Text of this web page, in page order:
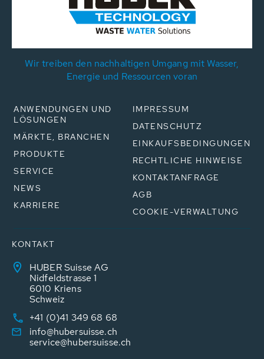
Wir treiben den nachhaltigen Umgang mit Wasser,
Energie und Ressourcen voran
ANWENDUNGEN UND
LÖSUNGEN
MÄRKTE, BRANCHEN
PRODUKTE
SERVICE
NEWS
KARRIERE
IMPRESSUM
DATENSCHUTZ
EINKAUFSBEDINGUNGEN
RECHTLICHE HINWEISE
KONTAKTANFRAGE
AGB
COOKIE-VERWALTUNG
KONTAKT
HUBER Suisse AG
Nidfeldstrasse 1
6010 Kriens
Schweiz
+41 (0)41 349 68 68
info@hubersuisse.ch
service@hubersuisse.ch